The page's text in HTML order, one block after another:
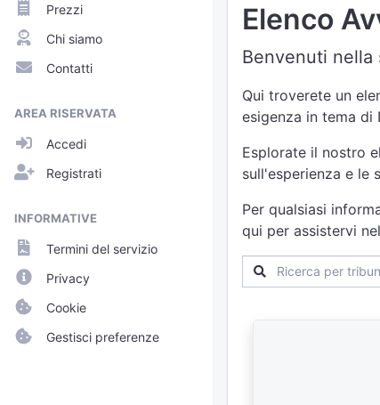
Avvocati e praticanti
Visitatori del sito
Approfondimenti
Profili pubblici
Richieste
Prezzi
Chi siamo
Contatti
AREA RISERVATA
Accedi
Registrati
INFORMATIVE
Termini del servizio
Privacy
Cookie
Gestisci preferenze
Elenco
Benvenuti nella
Qui troverete un
esigenza in tema
Esplorate il nostro
sull'esperienza e le
Per qualsiasi
qui per assistervi